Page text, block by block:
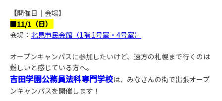
【開催日｜会場】
■11/1（日）
会場： 北見市民会館（1階 1号室・4号室）
オープンキャンパスに参加したいけど、遠方の札幌まで行くのは
難しいと感じている方へ。
吉田学園公務員法科専門学校は、みなさんの街で出張オープ
ンキャンパスを開催します！